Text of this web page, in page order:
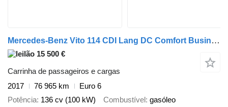
Mercedes-Benz Vito 114 CDI Lang DC Comfort Business Ambition
15 500 €
Carrinha de passageiros e cargas
2017
76 965 km
Euro 6
Potência 136 cv (100 kW) Combustível gasóleo